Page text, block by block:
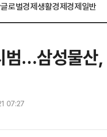
글로벌경제생활경제경제일반
범…삼성물산
07:27